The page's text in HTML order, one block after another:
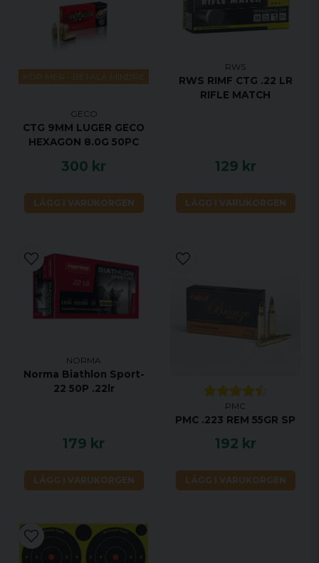
KÖP MER - BETALA MINDRE
GECO
CTG 9MM LUGER GECO
HEXAGON 8.0G 50PC
300 kr
LÄGG I VARUKORGEN
RWS
RWS RIMF CTG .22 LR
RIFLE MATCH
129 kr
LÄGG I VARUKORGEN
NORMA
Norma Biathlon Sport-
22 50P .22lr
179 kr
LÄGG I VARUKORGEN
PMC
PMC .223 REM 55GR SP
192 kr
LÄGG I VARUKORGEN